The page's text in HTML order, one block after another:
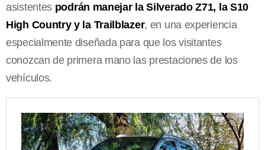
asistentes podrán manejar la Silverado Z71, la S10
High Country y la Trailblazer, en una experiencia
especialmente diseñada para que los visitantes
conozcan de primera mano las prestaciones de los
vehículos.